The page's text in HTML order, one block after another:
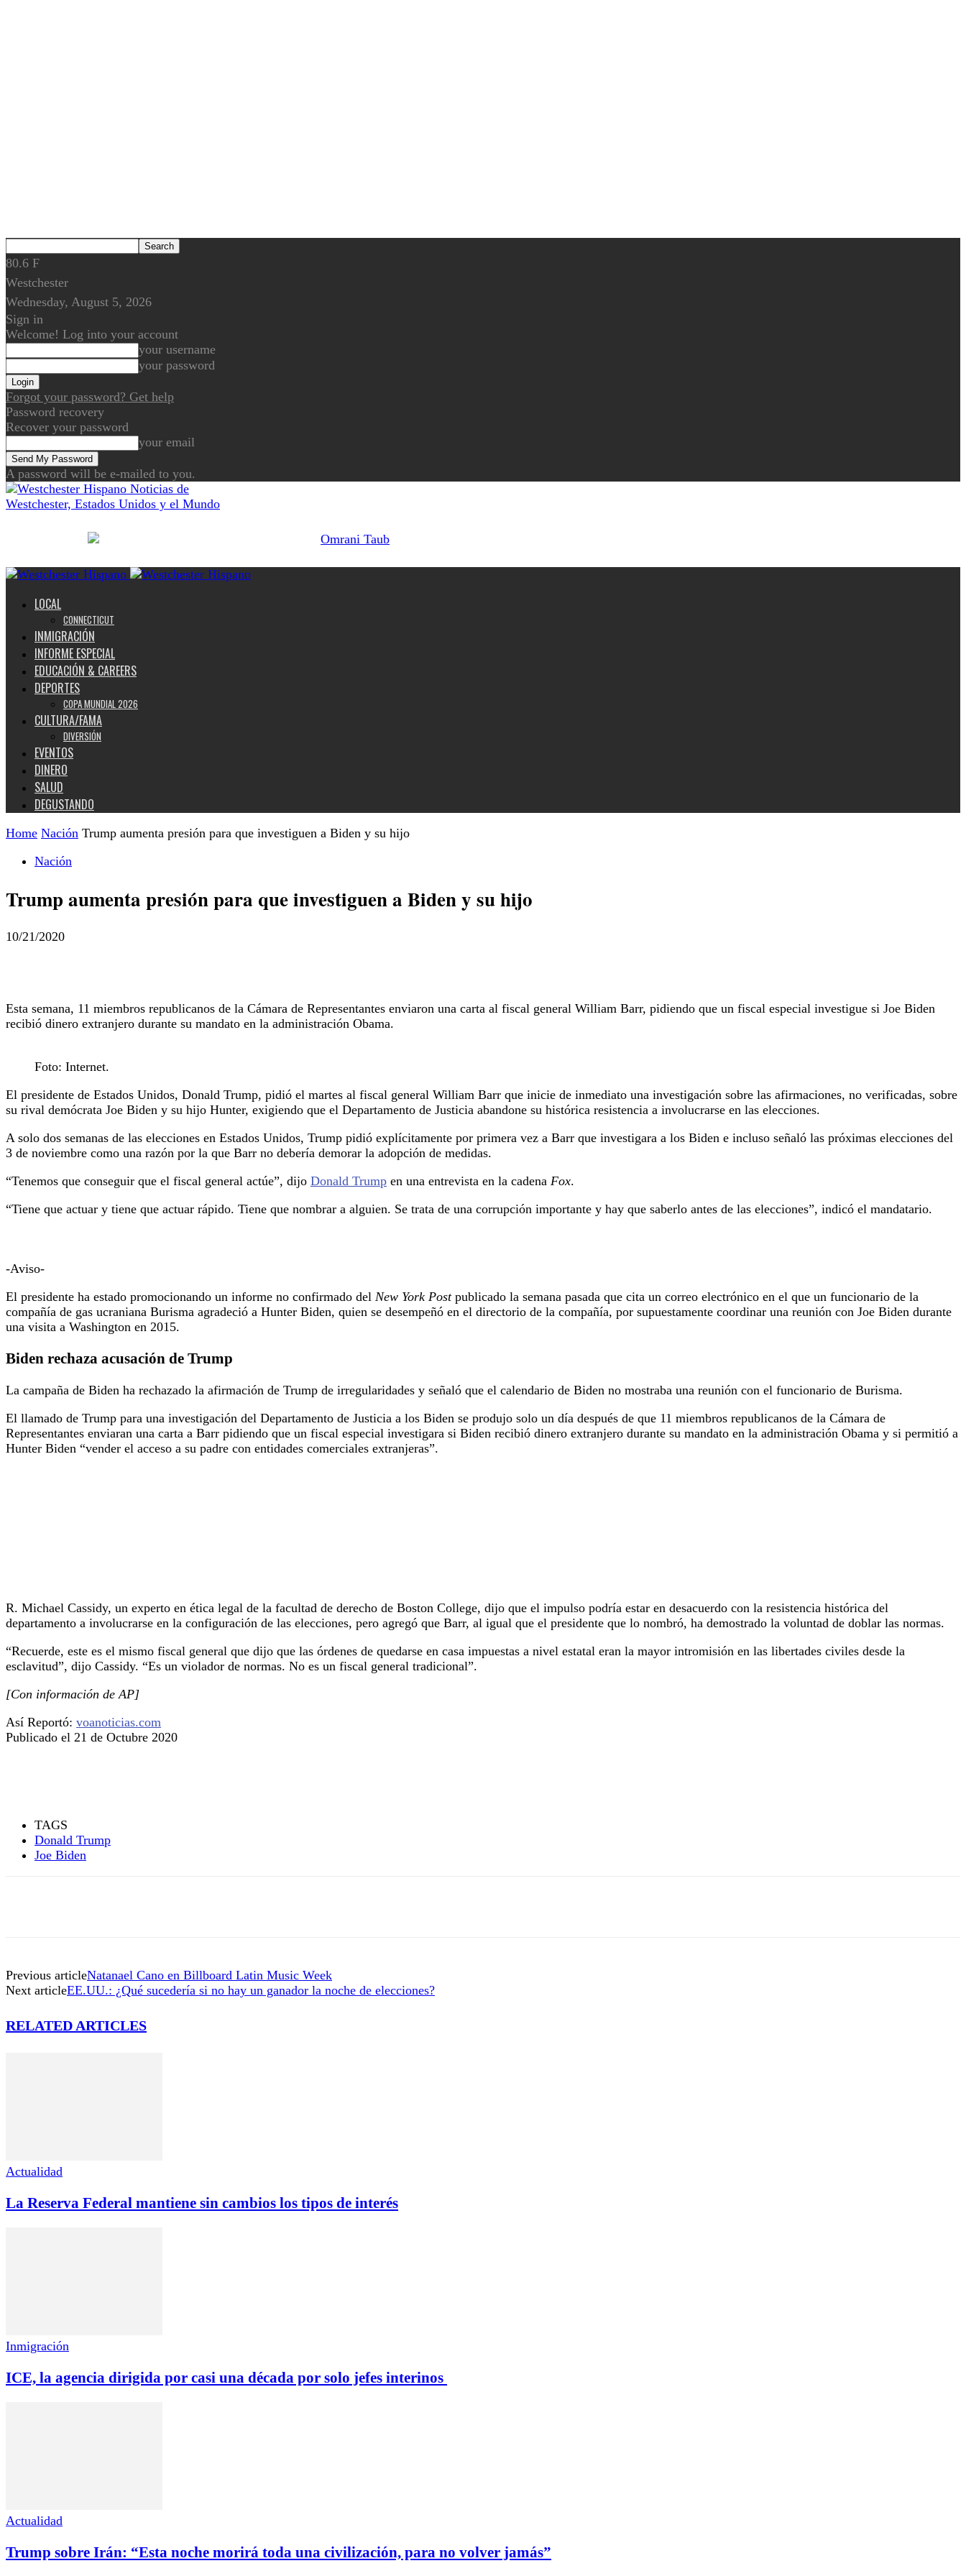
80.6 F
Westchester
Wednesday, August 5, 2026
Sign in
Welcome! Log into your account
your username
your password
Forgot your password? Get help
Password recovery
Recover your password
your email
A password will be e-mailed to you.
Noticias de
Westchester, Estados Unidos y el Mundo
LOCAL
CONNECTICUT
INMIGRACIÓN
INFORME ESPECIAL
EDUCACIÓN & CAREERS
DEPORTES
COPA MUNDIAL 2026
CULTURA/FAMA
DIVERSIÓN
EVENTOS
DINERO
SALUD
DEGUSTANDO
Home Nación Trump aumenta presión para que investiguen a Biden y su hijo
Nación
Trump aumenta presión para que investiguen a Biden y su hijo
10/21/2020
Esta semana, 11 miembros republicanos de la Cámara de Representantes enviaron una carta al fiscal general William Barr, pidiendo que un fiscal especial investigue si Joe Biden
recibió dinero extranjero durante su mandato en la administración Obama.
Foto: Internet.
El presidente de Estados Unidos, Donald Trump, pidió el martes al fiscal general William Barr que inicie de inmediato una investigación sobre las afirmaciones, no verificadas, sobre
su rival demócrata Joe Biden y su hijo Hunter, exigiendo que el Departamento de Justicia abandone su histórica resistencia a involucrarse en las elecciones.
A solo dos semanas de las elecciones en Estados Unidos, Trump pidió explícitamente por primera vez a Barr que investigara a los Biden e incluso señaló las próximas elecciones del
3 de noviembre como una razón por la que Barr no debería demorar la adopción de medidas.
“Tenemos que conseguir que el fiscal general actúe”, dijo Donald Trump en una entrevista en la cadena Fox.
“Tiene que actuar y tiene que actuar rápido. Tiene que nombrar a alguien. Se trata de una corrupción importante y hay que saberlo antes de las elecciones”, indicó el mandatario.
-Aviso-
El presidente ha estado promocionando un informe no confirmado del New York Post publicado la semana pasada que cita un correo electrónico en el que un funcionario de la
compañía de gas ucraniana Burisma agradeció a Hunter Biden, quien se desempeñó en el directorio de la compañía, por supuestamente coordinar una reunión con Joe Biden durante
una visita a Washington en 2015.
Biden rechaza acusación de Trump
La campaña de Biden ha rechazado la afirmación de Trump de irregularidades y señaló que el calendario de Biden no mostraba una reunión con el funcionario de Burisma.
El llamado de Trump para una investigación del Departamento de Justicia a los Biden se produjo solo un día después de que 11 miembros republicanos de la Cámara de
Representantes enviaran una carta a Barr pidiendo que un fiscal especial investigara si Biden recibió dinero extranjero durante su mandato en la administración Obama y si permitió a
Hunter Biden “vender el acceso a su padre con entidades comerciales extranjeras”.
R. Michael Cassidy, un experto en ética legal de la facultad de derecho de Boston College, dijo que el impulso podría estar en desacuerdo con la resistencia histórica del
departamento a involucrarse en la configuración de las elecciones, pero agregó que Barr, al igual que el presidente que lo nombró, ha demostrado la voluntad de doblar las normas.
“Recuerde, este es el mismo fiscal general que dijo que las órdenes de quedarse en casa impuestas a nivel estatal eran la mayor intromisión en las libertades civiles desde la
esclavitud”, dijo Cassidy. “Es un violador de normas. No es un fiscal general tradicional”.
[Con información de AP]
Así Reportó: voanoticias.com
Publicado el 21 de Octubre 2020
TAGS
Donald Trump
Joe Biden
Previous articleNatanael Cano en Billboard Latin Music Week
Next articleEE.UU.: ¿Qué sucedería si no hay un ganador la noche de elecciones?
RELATED ARTICLES
Actualidad
La Reserva Federal mantiene sin cambios los tipos de interés
Inmigración
ICE, la agencia dirigida por casi una década por solo jefes interinos
Actualidad
Trump sobre Irán: “Esta noche morirá toda una civilización, para no volver jamás”